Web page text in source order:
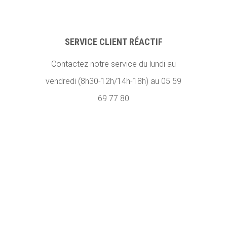
SERVICE CLIENT RÉACTIF
Contactez notre service du lundi au
vendredi (8h30-12h/14h-18h) au 05 59
69 77 80